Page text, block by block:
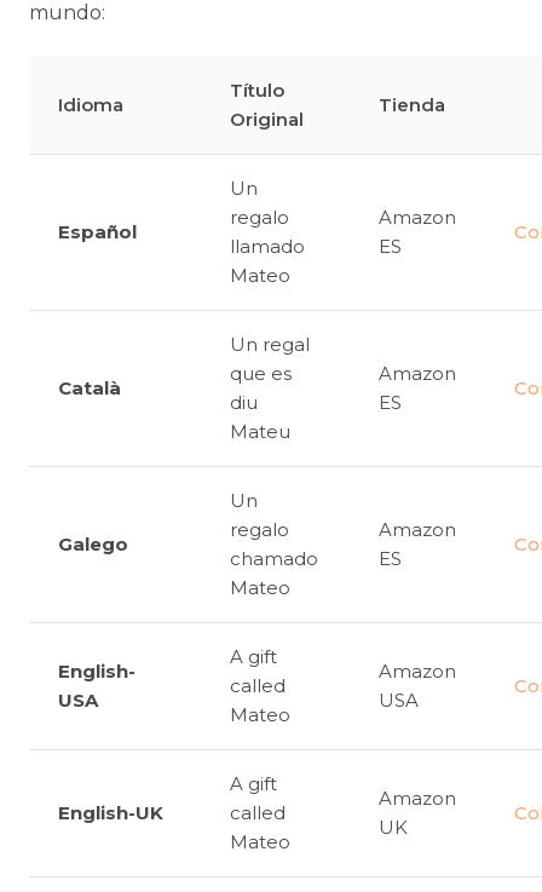
mundo:
Idioma
Título
Original
Tienda
Español
Un
regalo
llamado
Mateo
Amazon
ES
Català
Un regal
que es
diu
Mateu
Amazon
ES
Galego
Un
regalo
chamado
Mateo
Amazon
ES
English-
USA
A gift
called
Mateo
Amazon
USA
English-UK
A gift
called
Mateo
Amazon
UK